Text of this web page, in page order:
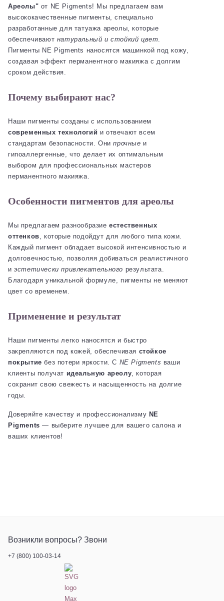
Ареолы" от NE Pigments! Мы предлагаем вам
высококачественные пигменты, специально
разработанные для татуажа ареолы, которые
обеспечивают натуральный и стойкий цвет.
Пигменты NE Pigments наносятся машинкой под кожу,
создавая эффект перманентного макияжа с долгим
сроком действия.
Почему выбирают нас?
Наши пигменты созданы с использованием
современных технологий и отвечают всем
стандартам безопасности. Онипрочные и
гипоаллергенные, что делает их оптимальным
выбором для профессиональных мастеров
перманентного макияжа.
Особенности пигментов для ареолы
Мы предлагаем разнообразиеестественных
оттенков, которые подойдут для любого типа кожи.
Каждый пигмент обладает высокой интенсивностью и
долговечностью, позволяя добиваться реалистичного
иэстетически привлекательного результата.
Благодаря уникальной формуле, пигменты не меняют
цвет со временем.
Применение и результат
Наши пигменты легко наносятся и быстро
закрепляются под кожей, обеспечивая стойкое
покрытие без потери яркости. С NE Pigments ваши
клиенты получат идеальную ареолу, которая
сохранит свою свежесть и насыщенность на долгие
годы.
Доверяйте качеству и профессионализму NE
Pigments — выберите лучшее для вашего салона и
ваших клиентов!
Возникли вопросы? Звони
+7 (800) 100-03-14